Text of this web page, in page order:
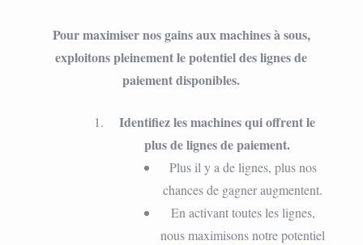
Pour maximiser nos gains aux machines à sous,
exploitons pleinement le potentiel des lignes de
paiement disponibles.
Identifiez les machines qui offrent le
plus de lignes de paiement.
Plus il y a de lignes, plus nos
chances de gagner augmentent.
En activant toutes les lignes,
nous maximisons notre potentiel